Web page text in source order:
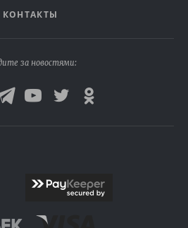
КОНТАКТЫ
за новостями: